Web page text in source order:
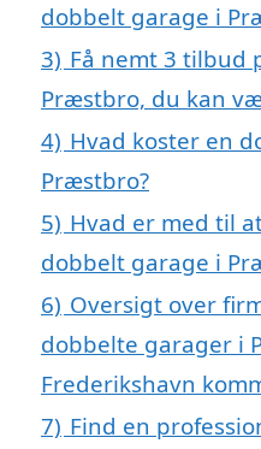
dobbelt garage i
3) Få nemt 3 tilbud
Præstbro, du kan
4) Hvad koster en
Præstbro?
5) Hvad er med til
dobbelt garage i
6) Oversigt over
dobbelte garager i
Frederikshavn
7) Find en